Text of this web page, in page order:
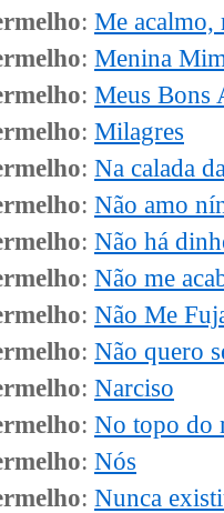
: Me acalmo,
: Menina
: Meus Bons
: Milagres
: Na calada
: Não amo
: Não há
: Não me
: Não Me
: Não quero
: Narciso
: No topo do
: Nós
: Nunca